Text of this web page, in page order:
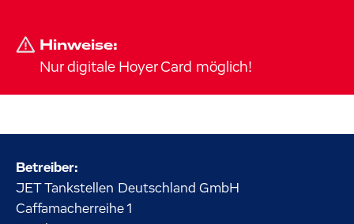
Hinweise:
Nur digitale Hoyer Card möglich!
Betreiber:
JET Tankstellen Deutschland GmbH
Caffamacherreihe 1